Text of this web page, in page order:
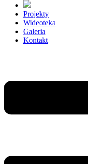
Projekty
Wideoteka
Galeria
Kontakt